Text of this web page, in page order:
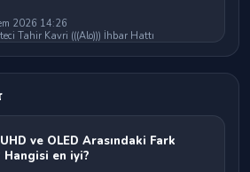
2026 14:26
Tahir Kavri (((Alo))) İhbar Hattı
ve OLED Arasındaki Fark
Hangisi en iyi?